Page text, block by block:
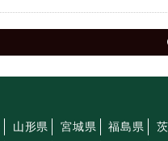
山形県 宮城県 福島県